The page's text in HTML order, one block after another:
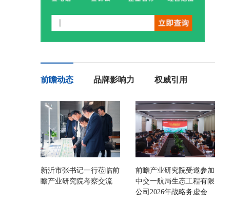
前瞻动态 品牌影响力 权威引用
新沂市张书记一行莅临前
瞻产业研究院考察交流
前瞻产业研究院受邀参加
中交一航局生态工程有限
公司2026年战略务虚会